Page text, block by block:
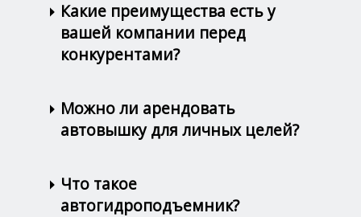
Какие преимущества есть у
вашей компании перед
конкурентами?
Можно ли арендовать
автовышку для личных целей?
Что такое
автогидроподъемник?